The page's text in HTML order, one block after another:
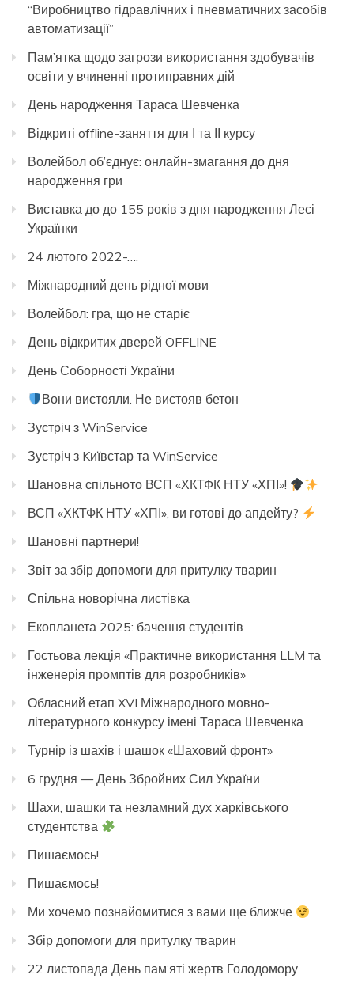
“Виробництво гідравлічних і пневматичних засобів
автоматизації”
Пам’ятка щодо загрози використання здобувачів
освіти у вчиненні протиправних дій
День народження Тараса Шевченка
Відкриті offline-заняття для І та ІІ курсу
Волейбол об’єднує: онлайн-змагання до дня
народження гри
Виставка до до 155 років з дня народження Лесі
Українки
24 лютого 2022-….
Міжнародний день рідної мови
Волейбол: гра, що не старіє
День відкритих дверей OFFLINE
День Соборності України
Вони вистояли. Не вистояв бетон
Зустріч з WinService
Зустріч з Kиївстар та WinService
Шановна спільното ВСП «ХКТФК НТУ «ХПІ»!
ВСП «ХКТФК НТУ «ХПІ», ви готові до апдейту?
Шановні партнери!
Звіт за збір допомоги для притулку тварин
Спільна новорічна листівка
Екопланета 2025: бачення студентів
Гостьова лекція «Практичне використання LLM та
інженерія промптів для розробників»
Обласний етап XVI Міжнародного мовно-
літературного конкурсу імені Тараса Шевченка
Турнір із шахів і шашок «Шаховий фронт»
6 грудня — День Збройних Сил України
Шахи, шашки та незламний дух харківського
студентства
Пишаємось!
Пишаємось!
Ми хочемо познайомитися з вами ще ближче
Збір допомоги для притулку тварин
22 листопада День пам’яті жертв Голодомору